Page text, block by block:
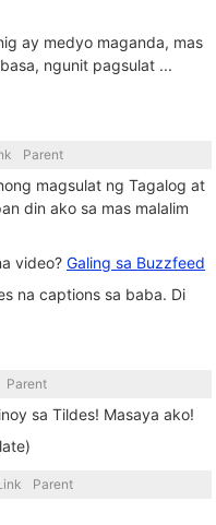
ay medyo maganda, mas
ngunit pagsulat ...
Parent
magsulat ng Tagalog at
din ako sa mas malalim
video? Galing sa Buzzfeed
na captions sa baba. Di
Parent
sa Tildes! Masaya ako!
Parent